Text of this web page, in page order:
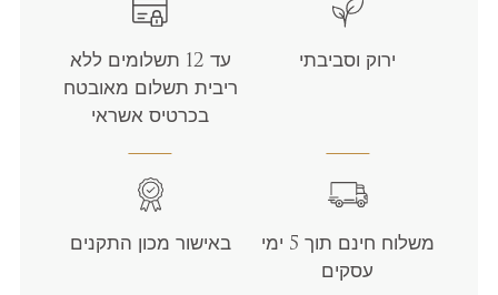
ירוק וסביבתי
עד 12 תשלומים ללא
ריבית תשלום מאובטח
בכרטיס אשראי
משלוח חינם תוך 5 ימי
עסקים
באישור מכון התקנים